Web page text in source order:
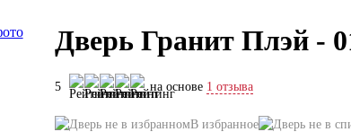
Дверь Гранит Плэй -
5 на основе 1 отзыва
В избранное